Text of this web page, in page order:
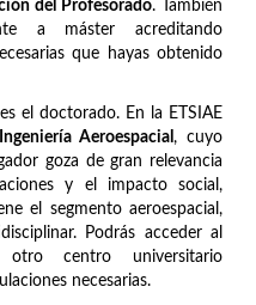
del Profesorado. También
a máster acreditando
que hayas obtenido
el doctorado. En la ETSIAE
Aeroespacial, cuyo
goza de gran relevancia
y el impacto social,
el segmento aeroespacial,
Podrás acceder al
centro universitario
necesarias.